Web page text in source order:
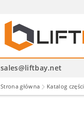
sales@liftbay.net
Strona główna Katalog części